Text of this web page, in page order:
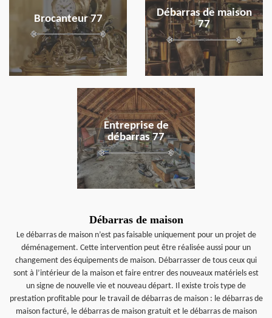
Brocanteur 77
Débarras de maison
77
Entreprise de
débarras 77
en savoir plus
Débarras de maison
Le débarras de maison n’est pas faisable uniquement pour un projet de
déménagement. Cette intervention peut être réalisée aussi pour un
changement des équipements de maison. Débarrasser de tous ceux qui
sont à l’intérieur de la maison et faire entrer des nouveaux matériels est
un signe de nouvelle vie et nouveau départ. Il existe trois type de
prestation profitable pour le travail de débarras de maison : le débarras de
maison facturé, le débarras de maison gratuit et le débarras de maison